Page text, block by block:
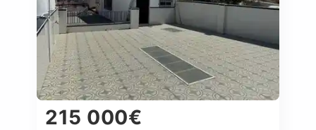
215 000€